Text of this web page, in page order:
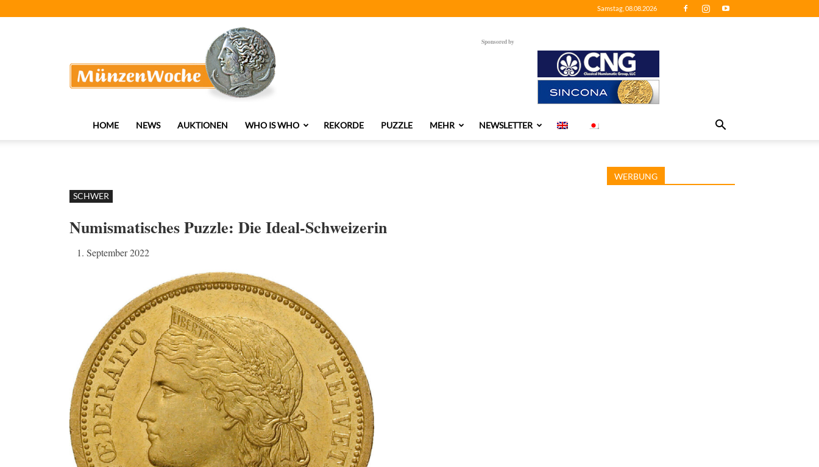
Samstag, 08.08.2026
Sponsored by
HOME NEWS AUKTIONEN WHO IS WHO REKORDE PUZZLE MEHR NEWSLETTER
SCHWER
Numismatisches Puzzle: Die Ideal-Schweizerin
1. September 2022
WERBUNG